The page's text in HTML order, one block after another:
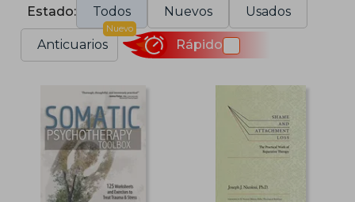
Estado: Todos Nuevos Usados
Anticuarios
Nuevo
Rápido